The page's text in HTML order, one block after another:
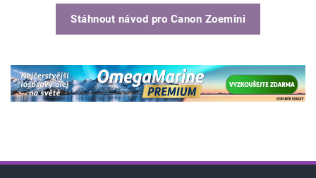
Stáhnout návod pro Canon Zoemini